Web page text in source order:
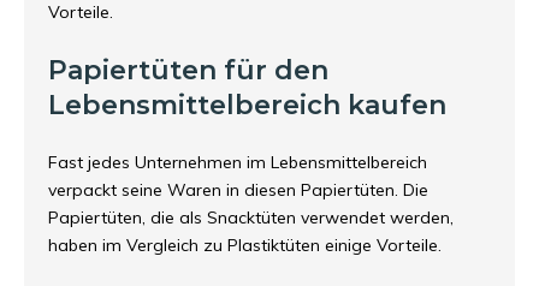
Vorteile.
Papiertüten für den
Lebensmittelbereich kaufen
Fast jedes Unternehmen im Lebensmittelbereich
verpackt seine Waren in diesen Papiertüten. Die
Papiertüten, die als Snacktüten verwendet werden,
haben im Vergleich zu Plastiktüten einige Vorteile.